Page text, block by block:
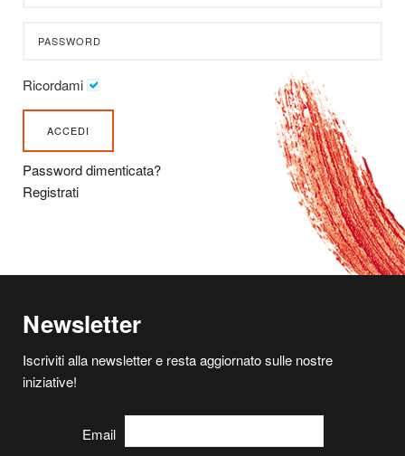
Ricordami
ACCEDI
Password dimenticata?
Registrati
Newsletter
Iscriviti alla newsletter e resta aggiornato sulle nostre
iniziative!
Email